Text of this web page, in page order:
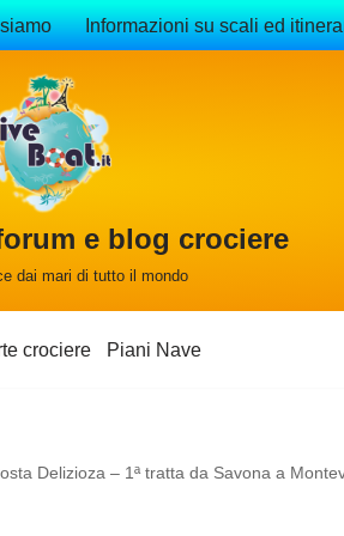
Informazioni su scali ed
e blog crociere
dai mari di tutto il mondo
crociere Piani Nave
Delizioza – 1ª tratta da Savona a